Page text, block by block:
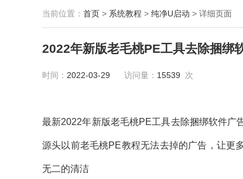
当前位置： 首页 > 系统教程 > 纯净U启动 > 详细页面
2022年新版老毛桃PE工具去除捆绑
时间： 2022-03-29 访问量： 15539 次
最新2022年新版老毛桃PE工具去除捆绑软件广
源头以前老毛桃PE教程无法去掉的广告，让更
无二的清洁